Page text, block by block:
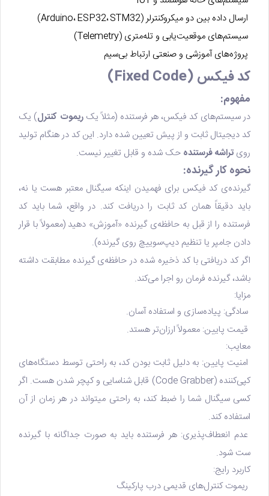
ارسال داده بین دو میکروکنترلر (Arduino، ESP32، STM32)
سیستم‌های موقعیت‌یابی و تله‌متری (Telemetry)
پروژه‌های آموزشی و صنعتی ارتباط بی‌سیم
کد فیکس (Fixed Code)
مفهوم:
در سیستم‌های کد فیکس، هر فرستنده (مثلاً یکریموت کنترل) یک
کد دیجیتال ثابت و از پیش تعیین شده دارد. این کد در هنگام تولید
روی تراشه فرستنده حک شده و قابل تغییر نیست.
نحوه کار گیرنده:
گیرنده‌ی کد فیکس برای فهمیدن اینکه سیگنال معتبر هست یا نه،
باید دقیقاً همان کد ثابت را دریافت کند. در واقع، شما باید کد
فرستنده را از قبل به حافظه‌ی گیرنده «آموزش» دهید (معمولاً با قرار
دادن جامپر یا تنظیم دیپ‌سوییچ روی گیرنده).
اگر کد دریافتی با کد ذخیره شده در حافظه‌ی گیرنده مطابقت داشته
باشد، گیرنده فرمان رو اجرا می‌کند.
مزایا:
سادگی: پیاده‌سازی و استفاده آسان.
قیمت پایین: معمولاً ارزان‌تر هستد.
معایب:
امنیت پایین: به دلیل ثابت بودن کد، به راحتی توسط دستگاه‌های
کپی‌کننده (Code Grabber) قابل شناسایی و کپچر شدن هست. اگر
کسی سیگنال شما را ضبط کند، به راحتی میتواند در هر زمان از آن
استفاده کند.
عدم انعطاف‌پذیری: هر فرستنده باید به صورت جداگانه با گیرنده
ست شود.
کاربرد رایج:
ریموت کنترل‌های قدیمی درب پارکینگ